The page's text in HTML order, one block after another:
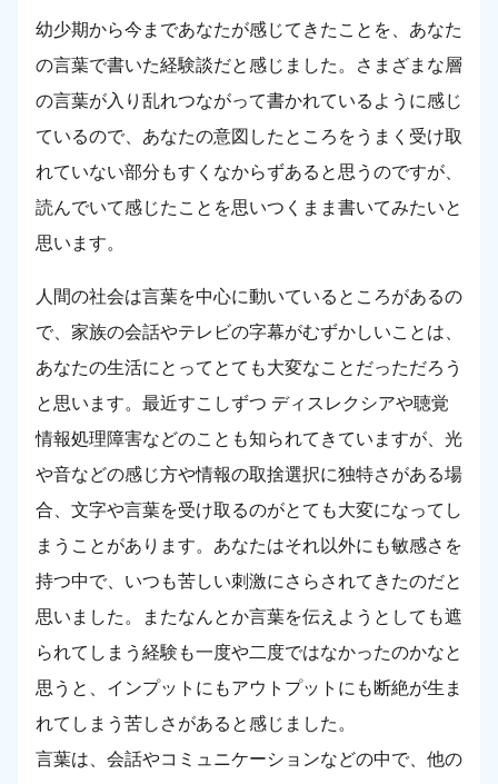
幼少期から今まであなたが感じてきたことを、あなた
の言葉で書いた経験談だと感じました。さまざまな層
の言葉が入り乱れつながって書かれているように感じ
ているので、あなたの意図したところをうまく受け取
れていない部分もすくなからずあると思うのですが、
読んでいて感じたことを思いつくまま書いてみたいと
思います。
人間の社会は言葉を中心に動いているところがあるの
で、家族の会話やテレビの字幕がむずかしいことは、
あなたの生活にとってとても大変なことだっただろう
と思います。最近すこしずつ ディスレクシアや聴覚
情報処理障害などのことも知られてきていますが、光
や音などの感じ方や情報の取捨選択に独特さがある場
合、文字や言葉を受け取るのがとても大変になってし
まうことがあります。あなたはそれ以外にも敏感さを
持つ中で、いつも苦しい刺激にさらされてきたのだと
思いました。またなんとか言葉を伝えようとしても遮
られてしまう経験も一度や二度ではなかったのかなと
思うと、インプットにもアウトプットにも断絶が生ま
れてしまう苦しさがあると感じました。
言葉は、会話やコミュニケーションなどの中で、他の